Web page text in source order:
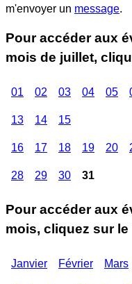
m'envoyer un message.
Pour accéder aux
mois de juillet,
01 02 03 04 05
13 14 15
16 17 18 19 20
28 29 30 31
Pour accéder aux
mois, cliquez sur
Janvier Février Mars